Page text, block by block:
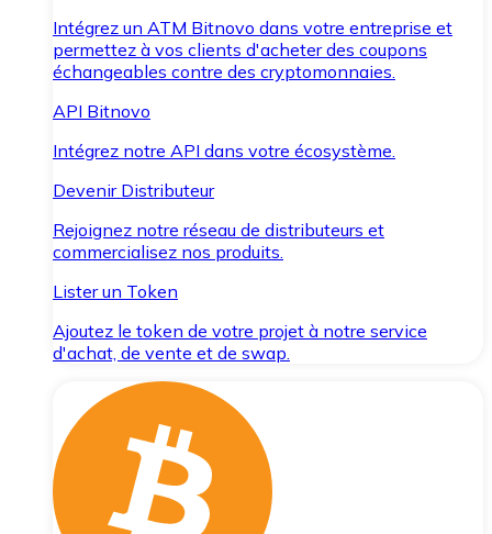
Intégrez un ATM Bitnovo dans votre entreprise et
permettez à vos clients d'acheter des coupons
échangeables contre des cryptomonnaies.
API Bitnovo
Intégrez notre API dans votre écosystème.
Devenir Distributeur
Rejoignez notre réseau de distributeurs et
commercialisez nos produits.
Lister un Token
Ajoutez le token de votre projet à notre service
d'achat, de vente et de swap.